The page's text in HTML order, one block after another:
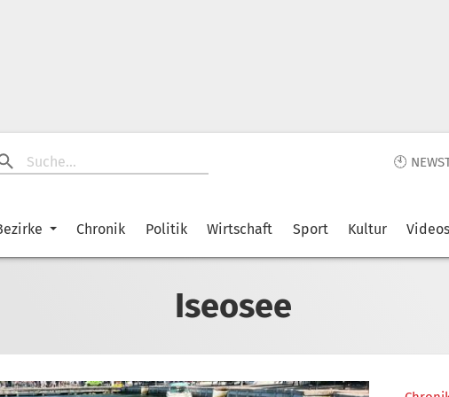
🕙
Chronik Politik Wirtschaft Sport Kultur Videos
Iseosee